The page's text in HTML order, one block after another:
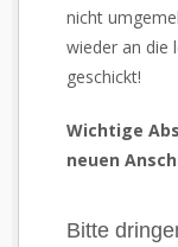
nicht
wieder an die
geschickt!
Wichtige
neuen
Bitte